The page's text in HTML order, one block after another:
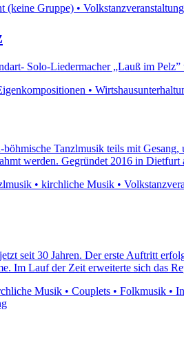
(keine Gruppe) •
Solo-Liedermacher „Lauß im Pelz”
•
Tanzlmusik teils mit
werden. Gegründet 2016 in
• kirchliche Musik •
seit 30 Jahren. Der erste Auftritt
Im Lauf der Zeit erweiterte sich das
Musik • Couplets • Folkmusik •